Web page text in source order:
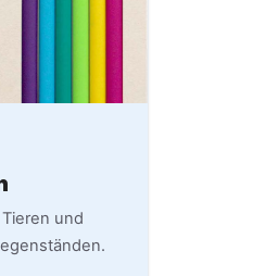
und